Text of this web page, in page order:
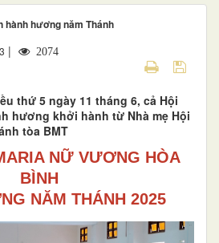
hành hương năm Thánh
| 2074
thứ 5 ngày 11 tháng 6, cả Hội
hương khởi hành từ Nhà mẹ Hội
tòa BMT
NỮ VƯƠNG HÒA
BÌNH
NĂM THÁNH 2025